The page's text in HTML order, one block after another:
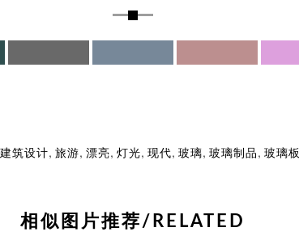
建筑设计, 旅游, 漂亮, 灯光, 现代, 玻璃, 玻璃制品 , 玻璃板
相似图片推荐/RELATED